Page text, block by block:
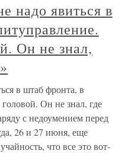
надо явиться в
Он не знал,
в штаб фронта, в
Он не знал, где
с недоумением перед
26 и 27 июня, еще
что все это вот-